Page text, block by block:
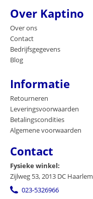
Over Kaptino
Over ons
Contact
Bedrijfsgegevens
Blog
Informatie
Retourneren
Leveringsvoorwaarden
Betalingscondities
Algemene voorwaarden
Contact
Fysieke winkel:
Zijlweg 53, 2013 DC Haarlem
023-5326966